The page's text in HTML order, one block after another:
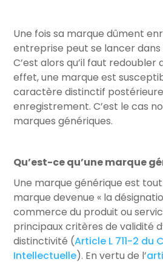
Une fois sa marque dûment
entreprise peut se lancer
C’est alors qu’il faut redoubler
effet, une marque est
caractère distinctif
enregistrement. C’est le cas
marques génériques.
Qu’est-ce qu’une marque
Une marque générique est
marque devenue « la
commerce du produit ou
principaux critères de validité
distinctivité (Article L 711-2 du
Intellectuelle). En vertu de l’